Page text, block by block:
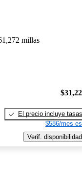
millas
El precio incluye tasas
$586/mes
Verif. disponibilidad